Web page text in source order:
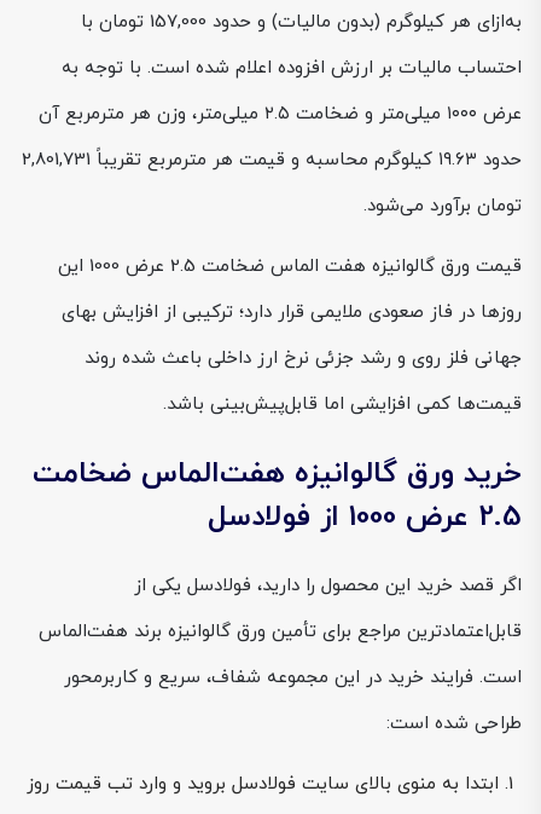
به‌ازای هر کیلوگرم (بدون مالیات) و حدود 157,000 تومان با
احتساب مالیات بر ارزش افزوده اعلام شده است. با توجه به
عرض ۱۰۰۰ میلی‌متر و ضخامت ۲.۵ میلی‌متر، وزن هر مترمربع آن
حدود ۱۹.۶۳ کیلوگرم محاسبه و قیمت هر مترمربع تقریباً 2,801,731
تومان برآورد می‌شود.
قیمت ورق گالوانیزه هفت الماس ضخامت 2.5 عرض 1000 این
روزها در فاز صعودی ملایمی قرار دارد؛ ترکیبی از افزایش بهای
جهانی فلز روی و رشد جزئی نرخ ارز داخلی باعث شده روند
قیمت‌ها کمی افزایشی اما قابل‌پیش‌بینی باشد.
خرید ورق گالوانیزه هفت‌الماس ضخامت
2.5 عرض 1000 از فولادسل
اگر قصد خرید این محصول را دارید، فولادسل یکی از
قابل‌اعتمادترین مراجع برای تأمین ورق گالوانیزه برند هفت‌الماس
است. فرایند خرید در این مجموعه شفاف، سریع و کاربرمحور
طراحی شده است:
ابتدا به منوی بالای سایت فولادسل بروید و وارد تب قیمت روز